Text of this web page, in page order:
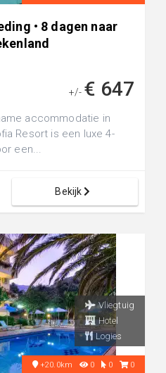
• 8 dagen naar
+/- € 647
accommodatie in
Resort is een luxe 4-
een...
Bekijk
Vliegtuig
Hotel
Logies
+20.0km 0 0 0